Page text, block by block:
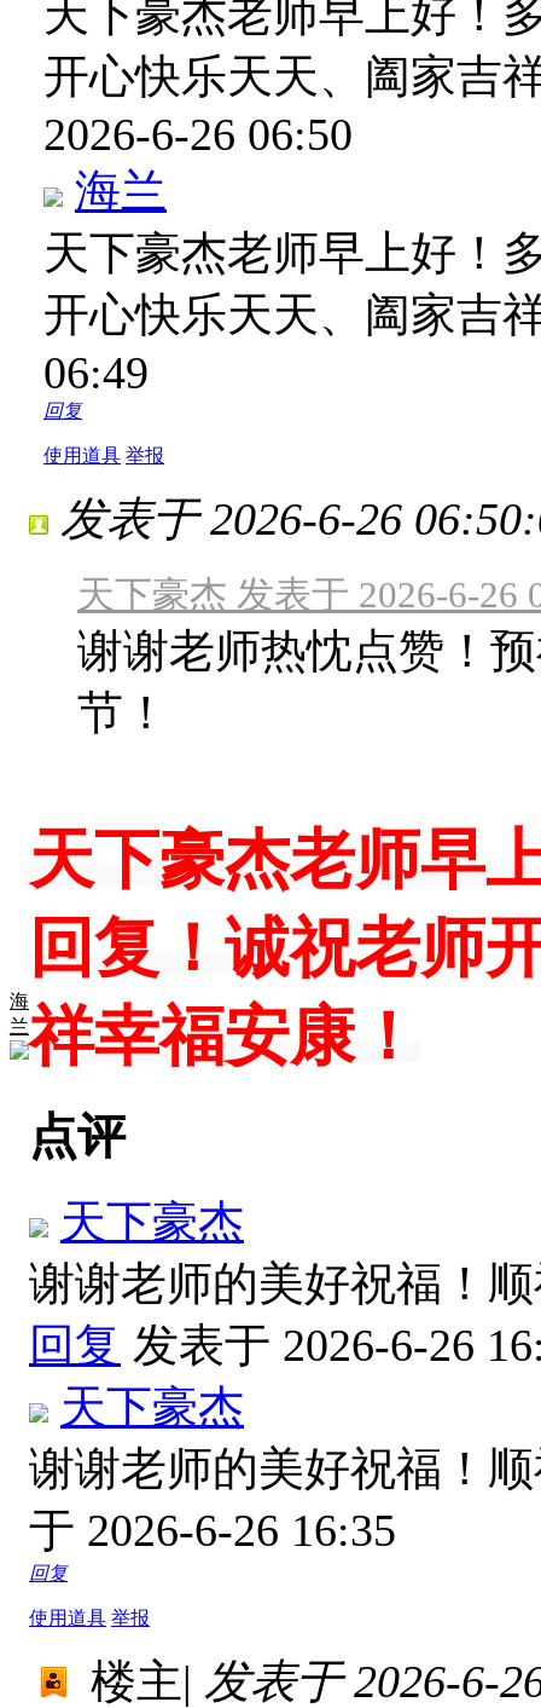
天下豪杰老师早上好！
开心快乐天天、阖家吉
2026-6-26 06:50
海兰
天下豪杰老师早上好！
开心快乐天天、阖家吉
06:49
回复
使用道具 举报
海
兰
发表于 2026-6-26
天下豪杰 发表于 2026-6-26
谢谢老师热忱点赞！
节！
天下豪杰老师早
回复！诚祝老师
祥幸福安康！
点评
天下豪杰
谢谢老师的美好祝福！
回复 发表于 2026-6-26
天下豪杰
谢谢老师的美好祝福！
于 2026-6-26 16:35
回复
使用道具 举报
楼主| 发表于 2026-6-